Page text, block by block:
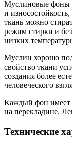
Муслиновые фоны
и
ткань можно
режим стирки и
низких
Муслин хорошо
свойство ткани
создания более
человеческого
Каждый фон имеет
на перекладине.
Технические